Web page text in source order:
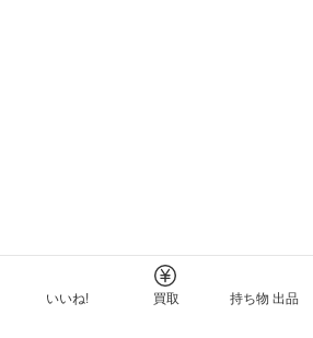
いいね! 買取 持ち物 出品